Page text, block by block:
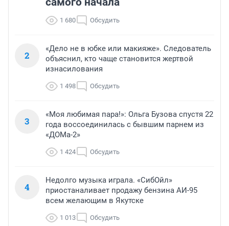
1 680 Обсудить
2
«Дело не в юбке или макияже». Следователь
объяснил, кто чаще становится жертвой
изнасилования
1 498 Обсудить
3
«Моя любимая пара!»: Ольга Бузова спустя 22
года воссоединилась с бывшим парнем из
«ДОМа-2»
1 424 Обсудить
4
Недолго музыка играла. «СибОйл»
приостаналивает продажу бензина АИ-95
всем желающим в Якутске
1 013 Обсудить